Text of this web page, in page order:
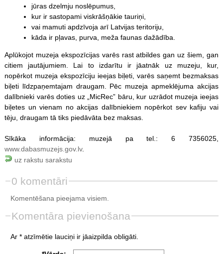
jūras dzelmju noslēpumus,
kur ir sastopami viskrāšņākie tauriņi,
vai mamuti apdzīvoja arī Latvijas teritoriju,
kāda ir pļavas, purva, meža faunas dažādība.
Aplūkojot muzeja ekspozīcijas varēs rast atbildes gan uz šiem, gan
citiem jautājumiem. Lai to izdarītu ir jāatnāk uz muzeju, kur,
nopērkot muzeja ekspozīciju ieejas biļeti, varēs saņemt bezmaksas
biļeti līdzpaņemtajam draugam. Pēc muzeja apmeklējuma akcijas
dalībnieki varēs doties uz „MicRec” bāru, kur uzrādot muzeja ieejas
biļetes un vienam no akcijas dalībniekiem nopērkot sev kafiju vai
tēju, draugam tā tiks piedāvāta bez maksas.
Sīkāka informācija: muzejā pa tel.: 6 7356025,
www.dabasmuzejs.gov.lv.
uz rakstu sarakstu
0 komentāri
Komentēšana pieejama visiem.
Komentāra pievienošana
Ar * atzīmētie lauciņi ir jāaizpilda obligāti.